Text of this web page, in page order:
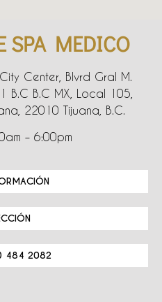
SPA MEDICO
Center, Blvrd Gral M.
B.C B.C MX, Local 105,
22010 Tijuana, B.C.
– 6:00pm
484 2082